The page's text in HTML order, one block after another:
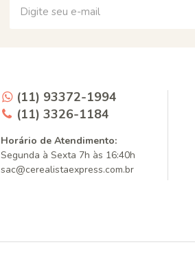
(11) 93372-1994
(11) 3326-1184
Horário de Atendimento:
Segunda à Sexta 7h às 16:40h
sac@cerealistaexpress.com.br